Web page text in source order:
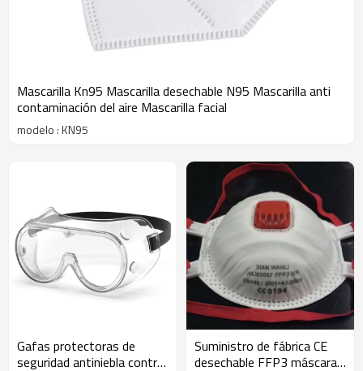
Mascarilla Kn95 Mascarilla desechable N95 Mascarilla anti
contaminación del aire Mascarilla facial
modelo : KN95
Gafas protectoras de
seguridad antiniebla contra
Suministro de fábrica CE
desechable FFP3 máscara